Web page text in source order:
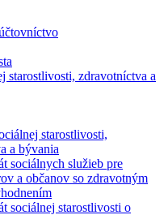
starostlivosti, zdravotníctva a
starostlivosti,
a bývania
sociálnych služieb pre
a občanov so zdravotným
sociálnej starostlivosti o